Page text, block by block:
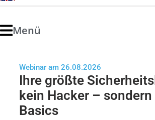
Menü
Webinar am 26.08.2026
Ihre größte
kein Hacker –
Basics